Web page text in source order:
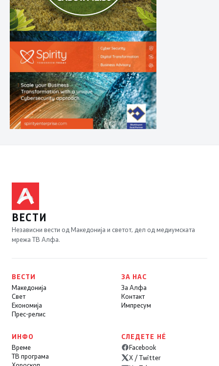
ВЕСТИ
Независни вести од Македонија и светот, дел од медиумската
мрежа ТВ Алфа.
ВЕСТИ
Македонија
Свет
Економија
Прес-релис
ЗА НАС
За Алфа
Контакт
Импресум
ИНФО
Време
ТВ програма
СЛЕДЕТЕ НÉ
Facebook
X / Twitter